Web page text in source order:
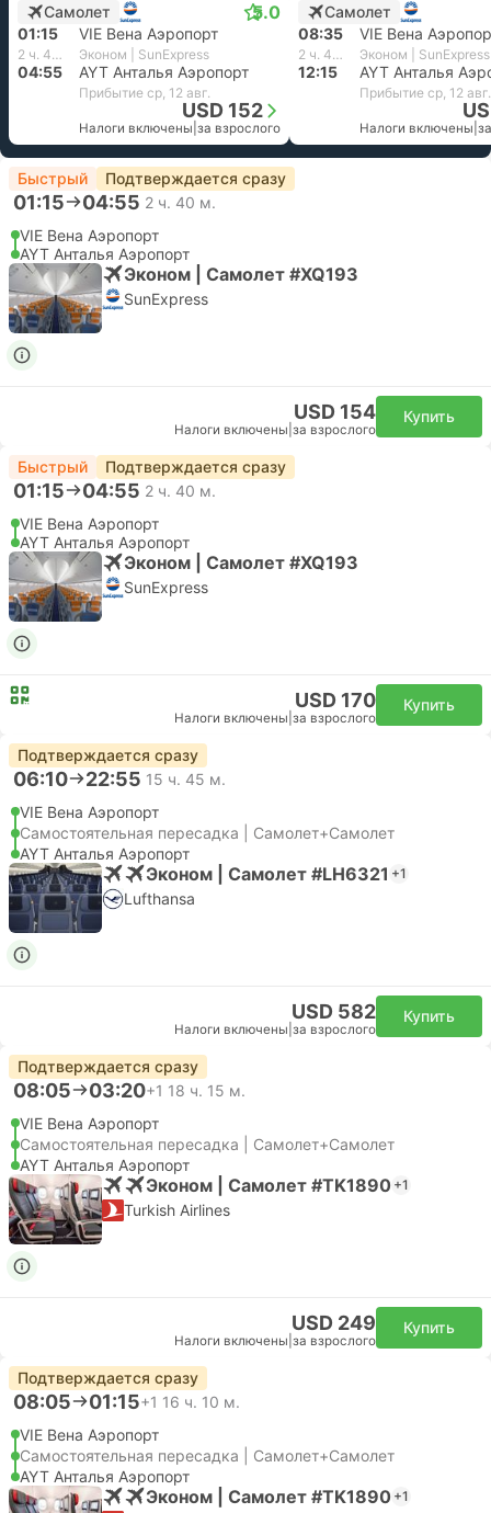
Самолет
5.0
01:15 VIE Вена Аэропорт
2 ч. 40 м. Эконом | SunExpress
04:55 AYT Анталья Аэропорт
Прибытие ср, 12 авг.
USD 152
Налоги включены за взрослого
Самолет
08:35
VIE Вена
2 ч. 40 м. Эконом | SunExpress
12:15 AYT Анталья
Прибытие ср, 12 авг.
Налоги включены
Быстрый Подтверждается сразу
01:15 04:55 2 ч. 40 м.
VIE Вена Аэропорт
AYT Анталья Аэропорт
Эконом | Самолет #XQ193
SunExpress
USD 154
Налоги включены за взрослого
Купить
Быстрый Подтверждается сразу
01:15 04:55 2 ч. 40 м.
VIE Вена Аэропорт
AYT Анталья Аэропорт
Эконом | Самолет #XQ193
SunExpress
USD 170
Налоги включены за взрослого
Купить
Подтверждается сразу
06:10 22:55 15 ч. 45 м.
VIE Вена Аэропорт
Самостоятельная пересадка | Самолет+Самолет
AYT Анталья Аэропорт
Эконом | Самолет #LH6321 +1
Lufthansa
USD 582
Налоги включены за взрослого
Купить
Подтверждается сразу
08:05 03:20+1 18 ч. 15 м.
VIE Вена Аэропорт
Самостоятельная пересадка | Самолет+Самолет
AYT Анталья Аэропорт
Эконом | Самолет #TK1890 +1
Turkish Airlines
USD 249
Налоги включены за взрослого
Купить
Подтверждается сразу
08:05 01:15+1 16 ч. 10 м.
VIE Вена Аэропорт
Самостоятельная пересадка | Самолет+Самолет
AYT Анталья Аэропорт
Эконом | Самолет #TK1890 +1